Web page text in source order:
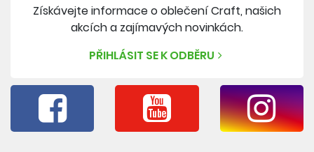
Získávejte informace o oblečení Craft, našich
akcích a zajímavých novinkách.
PŘIHLÁSIT SE K ODBĚRU